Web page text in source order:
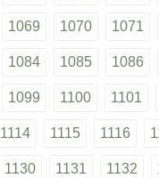
1069 1070 1071
1084 1085 1086
1099 1100 1101
1114 1115 1116
1130 1131 1132